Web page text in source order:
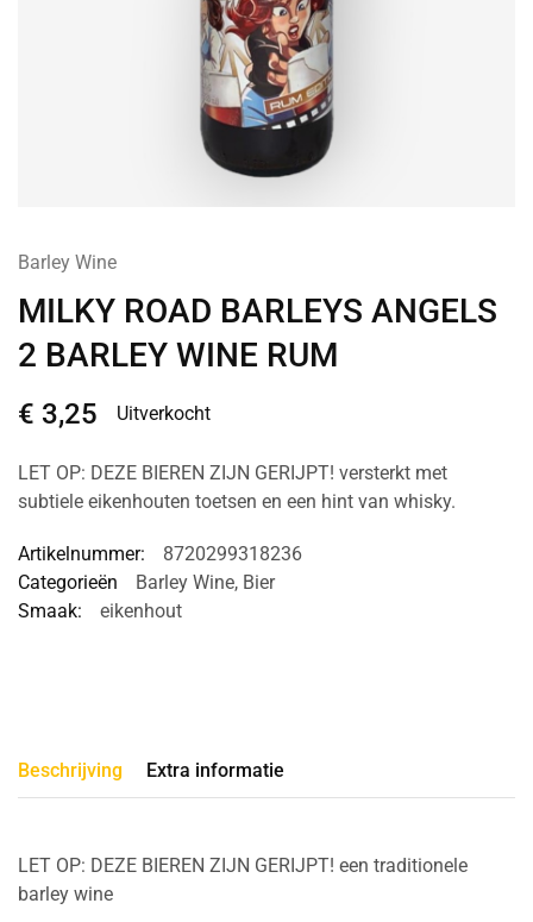
Barley Wine
MILKY ROAD BARLEYS ANGELS
2 BARLEY WINE RUM
€ 3,25 Uitverkocht
LET OP: DEZE BIEREN ZIJN GERIJPT! versterkt met
subtiele eikenhouten toetsen en een hint van whisky.
Artikelnummer:
8720299318236
Categorieën
Barley Wine, Bier
Smaak:
eikenhout
Beschrijving Extra informatie
LET OP: DEZE BIEREN ZIJN GERIJPT! een traditionele
barley wine